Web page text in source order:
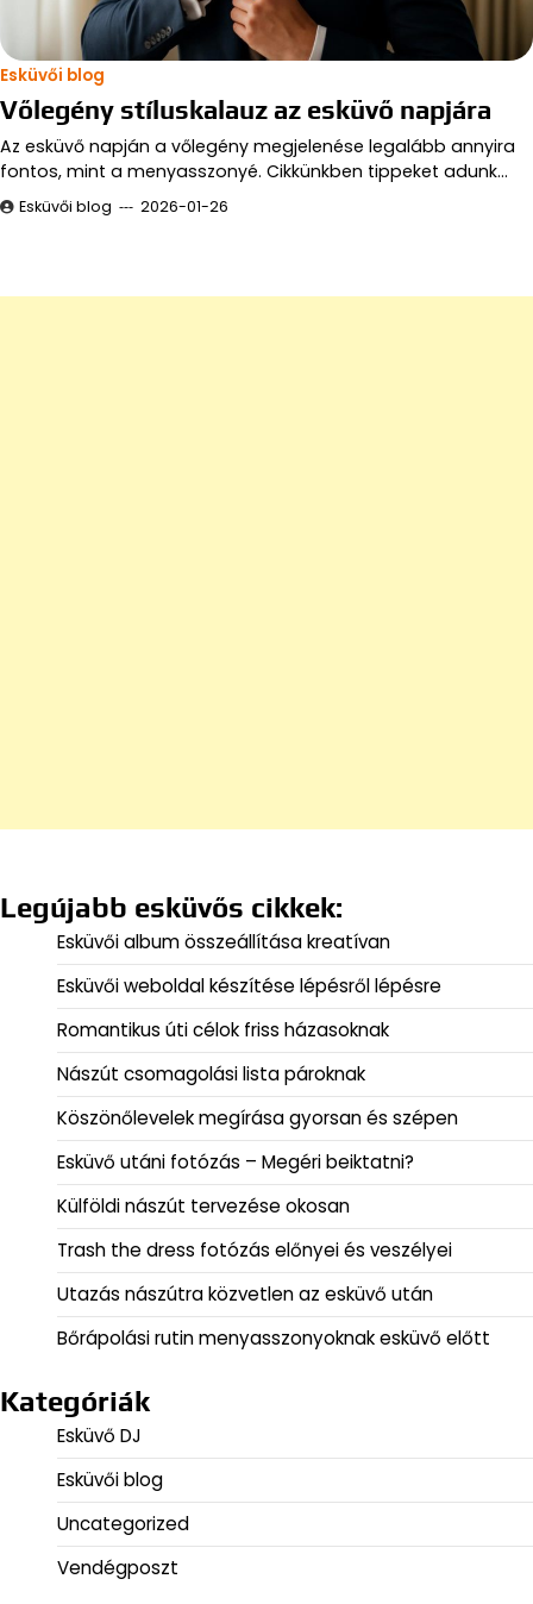
Esküvői blog
Vőlegény stíluskalauz az esküvő napjára
Az esküvő napján a vőlegény megjelenése legalább annyira
fontos, mint a menyasszonyé. Cikkünkben tippeket adunk…
Esküvői blog 2026-01-26
Legújabb esküvős cikkek:
Esküvői album összeállítása kreatívan
Esküvői weboldal készítése lépésről lépésre
Romantikus úti célok friss házasoknak
Nászút csomagolási lista pároknak
Köszönőlevelek megírása gyorsan és szépen
Esküvő utáni fotózás – Megéri beiktatni?
Külföldi nászút tervezése okosan
Trash the dress fotózás előnyei és veszélyei
Utazás nászútra közvetlen az esküvő után
Bőrápolási rutin menyasszonyoknak esküvő előtt
Kategóriák
Esküvő DJ
Esküvői blog
Uncategorized
Vendégposzt